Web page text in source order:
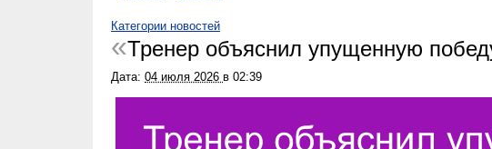
Категории новостей
Тренер объяснил упущенную
Дата: 04 июля 2026 в 02:39